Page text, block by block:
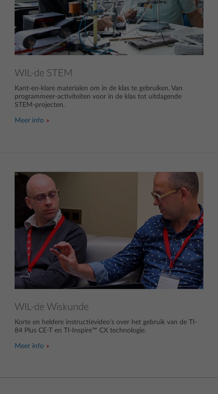
WIL-de STEM
Kant-en-klare materialen om in de klas te gebruiken. Van
programmeer-activiteiten voor in de klas tot uitdagende
STEM-projecten.
Meer info
WIL-de Wiskunde
Korte en heldere instructievideo’s over het gebruik van de TI-
84 Plus CE-T en TI-Inspire™ CX technologie.
Meer info